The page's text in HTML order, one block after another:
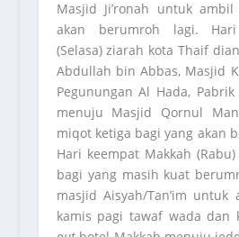
Masjid Ji’ronah untuk
akan berumroh lagi.
(Selasa) ziarah kota Thaif
Abdullah bin Abbas, Masjid
Pegunungan Al Hada,
menuju Masjid Qornul
miqot ketiga bagi yang akan
Hari keempat Makkah
bagi yang masih kuat
masjid Aisyah/Tan’im
kamis pagi tawaf wada dan